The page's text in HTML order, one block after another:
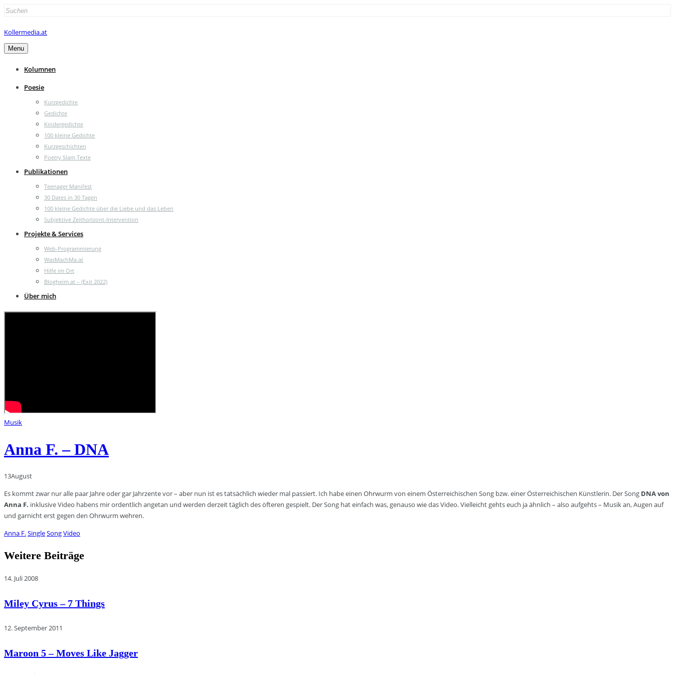
Search
Kollermedia.at
Menu
Kolumnen
Poesie
Kurzgedichte
Gedichte
Kindergedichte
100 kleine Gedichte
Kurzgeschichten
Poetry Slam Texte
Publikationen
Teenager Manifest
30 Dates in 30 Tagen
100 kleine Gedichte über die Liebe und das Leben
Subjektive Zeithorizont-Intervention
Projekte & Services
Web-Programmierung
WasMachMa.at
Hilfe im Ort
Blogheim.at – (Exit 2022)
Über mich
Musik
Anna F. – DNA
13August
Es kommt zwar nur alle paar Jahre oder gar Jahrzente vor – aber nun ist es tatsächlich wieder mal passiert. Ich habe einen Ohrwurm von einem Österreichischen Song bzw. einer Österreichischen Künstlerin. Der Song DNA von
Anna F. inklusive Video habens mir ordentlich angetan und werden derzeit täglich des öfteren gespielt. Der Song hat einfach was, genauso wie das Video. Vielleicht gehts euch ja ähnlich – also aufgehts – Musik an, Augen auf
und garnicht erst gegen den Ohrwurm wehren.
Anna F.SingleSongVideo
Weitere Beiträge
14. Juli 2008
Miley Cyrus – 7 Things
12. September 2011
Maroon 5 – Moves Like Jagger